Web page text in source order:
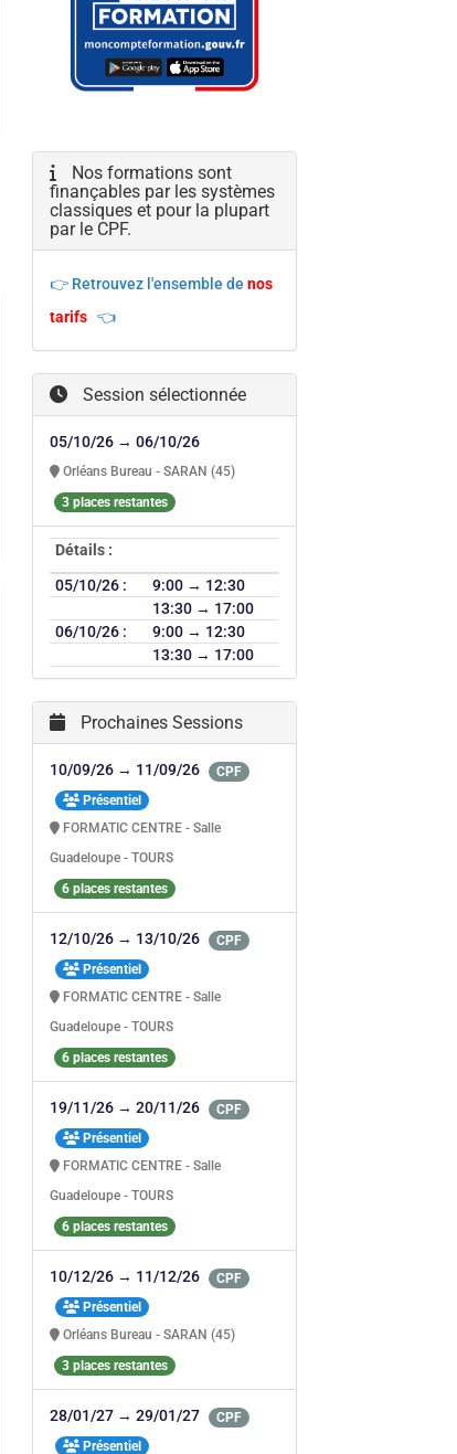
Nos formations sont
finançables par les systèmes
classiques et pour la plupart
par le CPF.
👉 Retrouvez l'ensemble de nos
tarifs 👈
Session sélectionnée
05/10/26 → 06/10/26
Orléans Bureau - SARAN (45)
3 places restantes
Détails :
05/10/26 :
9:00 → 12:30
13:30 → 17:00
06/10/26 :
9:00 → 12:30
13:30 → 17:00
Prochaines Sessions
10/09/26 → 11/09/26
CPF
Présentiel
FORMATIC CENTRE - Salle
Guadeloupe - TOURS
6 places restantes
12/10/26 → 13/10/26
CPF
Présentiel
FORMATIC CENTRE - Salle
Guadeloupe - TOURS
6 places restantes
19/11/26 → 20/11/26
CPF
Présentiel
FORMATIC CENTRE - Salle
Guadeloupe - TOURS
6 places restantes
10/12/26 → 11/12/26
CPF
Présentiel
Orléans Bureau - SARAN (45)
3 places restantes
28/01/27 → 29/01/27
CPF
Présentiel